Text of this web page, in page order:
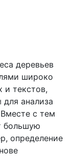
деревьев
широко
и текстов,
анализа
с тем
большую
определение